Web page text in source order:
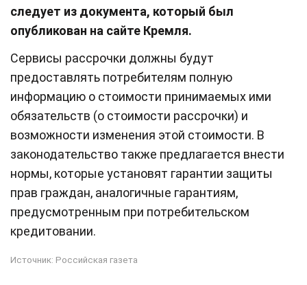
следует из документа, который был
опубликован на сайте Кремля.
Сервисы рассрочки должны будут
предоставлять потребителям полную
информацию о стоимости принимаемых ими
обязательств (о стоимости рассрочки) и
возможности изменения этой стоимости. В
законодательство также предлагается внести
нормы, которые установят гарантии защиты
прав граждан, аналогичные гарантиям,
предусмотренным при потребительском
кредитовании.
Источник: Российская газета